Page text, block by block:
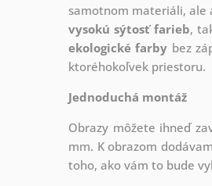
samotnom materiáli, ale
vysokú sýtosť farieb,
ekologické farby bez
ktoréhokoľvek priestoru.
Jednoduchá montáž
Obrazy môžete ihneď
mm. K obrazom
toho, ako vám to bude